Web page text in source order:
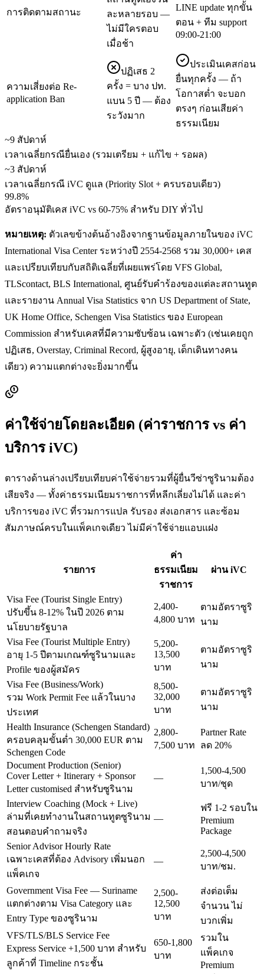
การติดตามสถานะ
ละหลายรอบ —
ไม่มีใครตอบ
เมื่อช้า
LINE update ทุกขั้น
ตอน + ทีม support
09:00-21:00
ความเสี่ยงต่อ Re-
application Ban
ปฏิเสธ 2
ครั้ง = บาง ปท.
แบน 5 ปี — ต้อง
ระวังมาก
ประเมินเคสก่อน
ยื่นทุกครั้ง — ถ้า
โอกาสต่ำ จะบอก
ตรงๆ ก่อนเสียค่า
ธรรมเนียม
~9 สัปดาห์
เวลาเฉลี่ยกรณียื่นเอง (รวมเตรียม + แก้ไข + รอผล)
~3 สัปดาห์
เวลาเฉลี่ยกรณี iVC ดูแล (Priority Slot + ครบรอบเดียว)
99.8%
อัตราอนุมัติเคส iVC vs 60-75% สำหรับ DIY ทั่วไป
หมายเหตุ: ตัวเลขข้างต้นอ้างอิงจากฐานข้อมูลภายในของ iVC
International Visa Center ระหว่างปี 2554-2568 รวม 30,000+ เคส
และเปรียบเทียบกับสถิติเฉลี่ยที่เผยแพร่โดย VFS Global,
TLScontact, BLS International, ศูนย์รับคำร้องของแต่ละสถานทูต
และรายงาน Annual Visa Statistics จาก US Department of State,
UK Home Office, Schengen Visa Statistics ของ European
Commission สำหรับเคสที่มีความซับซ้อน เฉพาะตัว (เช่นเคยถูก
ปฏิเสธ, Overstay, Criminal Record, ผู้สูงอายุ, เด็กเดินทางคน
เดียว) ความแตกต่างจะยิ่งมากขึ้น
ค่าใช้จ่ายโดยละเอียด (ค่าราชการ vs ค่า
บริการ iVC)
ตารางด้านล่างเปรียบเทียบค่าใช้จ่ายรวมที่ผู้ยื่นวีซ่าซูรินามต้อง
เสียจริง — ทั้งค่าธรรมเนียมราชการที่หลีกเลี่ยงไม่ได้ และค่า
บริการของ iVC ที่รวมการแปล รับรอง ส่งเอกสาร และซ้อม
สัมภาษณ์ครบในแพ็คเกจเดียว ไม่มีค่าใช้จ่ายแอบแฝง
รายการ
ค่า
ธรรมเนียม
ราชการ
ผ่าน iVC
Visa Fee (Tourist Single Entry)
ปรับขึ้น 8-12% ในปี 2026 ตาม
นโยบายรัฐบาล
2,400-
4,800 บาท
ตามอัตราซูริ
นาม
Visa Fee (Tourist Multiple Entry)
อายุ 1-5 ปีตามเกณฑ์ซูรินามและ
Profile ของผู้สมัคร
5,200-
13,500
บาท
ตามอัตราซูริ
นาม
Visa Fee (Business/Work)
รวม Work Permit Fee แล้วในบาง
ประเทศ
8,500-
32,000
บาท
ตามอัตราซูริ
นาม
Health Insurance (Schengen Standard)
ครอบคลุมขั้นต่ำ 30,000 EUR ตาม
Schengen Code
2,800-
7,500 บาท
Partner Rate
ลด 20%
Document Production (Senior)
Cover Letter + Itinerary + Sponsor
Letter customised สำหรับซูรินาม
—
1,500-4,500
บาท/ชุด
Interview Coaching (Mock + Live)
ล่ามที่เคยทำงานในสถานทูตซูรินาม
สอนตอบคำถามจริง
—
ฟรี 1-2 รอบใน
Premium
Package
Senior Advisor Hourly Rate
เฉพาะเคสที่ต้อง Advisory เพิ่มนอก
แพ็คเกจ
—
2,500-4,500
บาท/ชม.
Government Visa Fee — Suriname
แตกต่างตาม Visa Category และ
Entry Type ของซูรินาม
2,500-
12,500
บาท
ส่งต่อเต็ม
จำนวน ไม่
บวกเพิ่ม
VFS/TLS/BLS Service Fee
Express Service +1,500 บาท สำหรับ
ลูกค้าที่ Timeline กระชั้น
650-1,800
บาท
รวมใน
แพ็คเกจ
Premium